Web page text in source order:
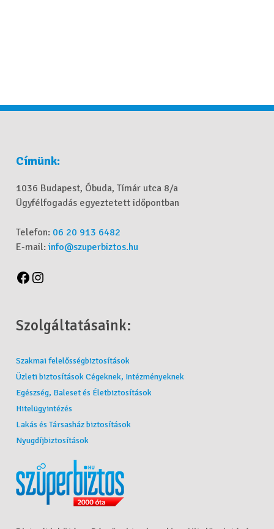
Címünk:
1036 Budapest, Óbuda, Tímár utca 8/a
Ügyfélfogadás egyeztetett időpontban
Telefon: 06 20 913 6482
E-mail:info@szuperbiztos.hu
Szolgáltatásaink:
Szakmai felelősségbiztosítások
Üzleti biztosítások Cégeknek, Intézményeknek
Egészség, Baleset és Életbiztosítások
Hitelügyintézés
Lakás és Társasház biztosítások
Nyugdíjbiztosítások